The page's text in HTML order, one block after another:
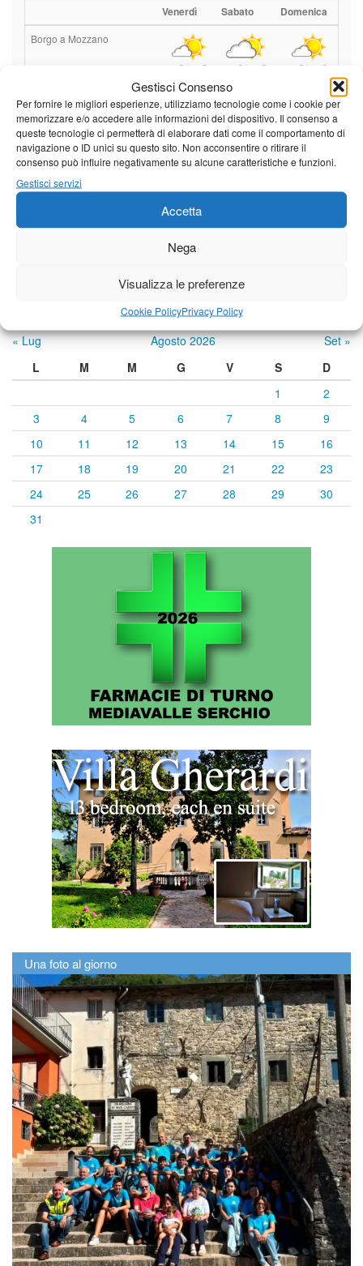
Gestisci Consenso
Per fornire le migliori esperienze, utilizziamo tecnologie come i cookie per
memorizzare e/o accedere alle informazioni del dispositivo. Il consenso a
queste tecnologie ci permetterà di elaborare dati come il comportamento di
navigazione o ID unici su questo sito. Non acconsentire o ritirare il
consenso può influire negativamente su alcune caratteristiche e funzioni.
Gestisci servizi
Accetta
Nega
Visualizza le preferenze
Cookie PolicyPrivacy Policy
Venerdì Sabato Domenica
Borgo a Mozzano
24°C | 37°C 21°C | 36°C 22°C | 36°C
24°C|34°C 21°C|34°C 22°C|34°C
Castelnuovo Garfagnana
Previsioni a cura di:
Calendario eventi
« Lug Agosto 2026
Set »
L
M M G V S
D
1
2
3
4 5 6 7 8
9
10
11 12 13 14 15
16
17
18 19 20 21 22
23
24
25 26 27 28 29
30
31
Una foto al giorno